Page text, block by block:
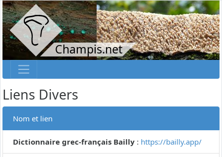
Champis.net
Liens Divers
Nom et lien
Dictionnaire grec-français Bailly : https://bailly.app/